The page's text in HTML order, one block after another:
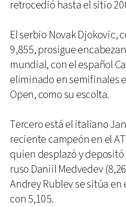
retrocedió hasta el sitio
El serbio Novak Djokovic,
9,855, prosigue
mundial, con el español
eliminado en semifinales
Open, como su escolta.
Tercero está el italiano
reciente campeón en el
quien desplazó y
ruso Daniil Medvedev
Andrey Rublev se sitúa
con 5,105.